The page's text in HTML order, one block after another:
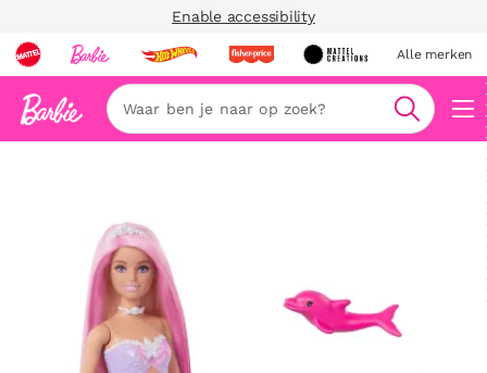
Enable accessibility
Alle merken
Zoeken